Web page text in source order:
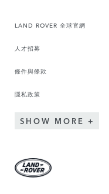
LAND ROVER 全球官網
人才招募
條件與條款
隱私政策
SHOW MORE